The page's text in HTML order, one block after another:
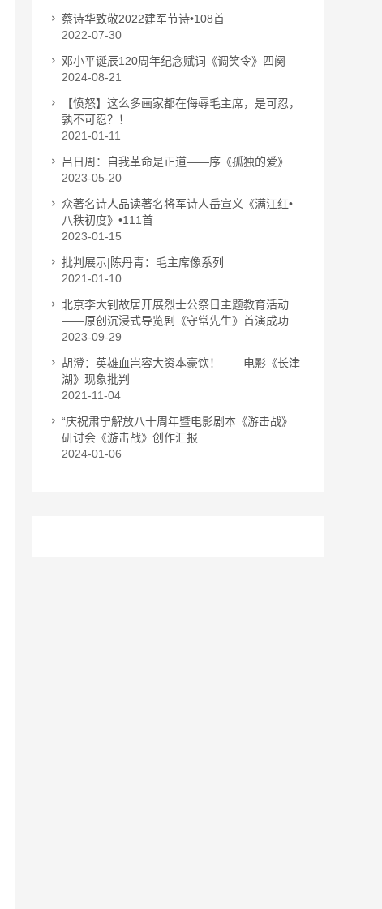
蔡诗华致敬2022建军节诗•108首
2022-07-30
邓小平诞辰120周年纪念赋词《调笑令》四阕
2024-08-21
【愤怒】这么多画家都在侮辱毛主席，是可忍，
孰不可忍？！
2021-01-11
吕日周：自我革命是正道——序《孤独的爱》
2023-05-20
众著名诗人品读著名将军诗人岳宣义《满江红•
八秩初度》•111首
2023-01-15
批判展示|陈丹青：毛主席像系列
2021-01-10
北京李大钊故居开展烈士公祭日主题教育活动
——原创沉浸式导览剧《守常先生》首演成功
2023-09-29
胡澄：英雄血岂容大资本豪饮！——电影《长津
湖》现象批判
2021-11-04
“庆祝肃宁解放八十周年暨电影剧本《游击战》
研讨会《游击战》创作汇报
2024-01-06